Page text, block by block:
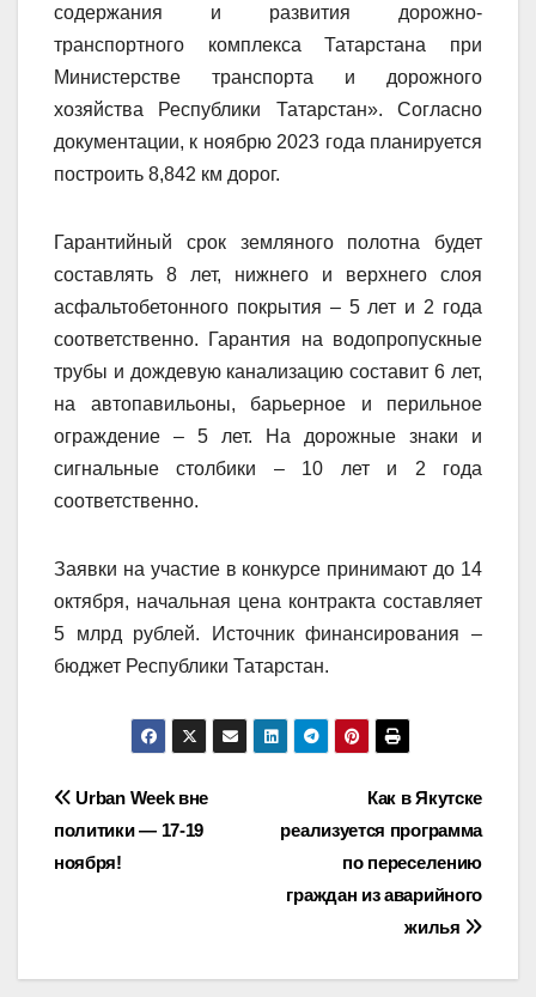
содержания и развития дорожно-
транспортного комплекса Татарстана при
Министерстве транспорта и дорожного
хозяйства Республики Татарстан». Согласно
документации, к ноябрю 2023 года планируется
построить 8,842 км дорог.
Гарантийный срок земляного полотна будет
составлять 8 лет, нижнего и верхнего слоя
асфальтобетонного покрытия – 5 лет и 2 года
соответственно. Гарантия на водопропускные
трубы и дождевую канализацию составит 6 лет,
на автопавильоны, барьерное и перильное
ограждение – 5 лет. На дорожные знаки и
сигнальные столбики – 10 лет и 2 года
соответственно.
Заявки на участие в конкурсе принимают до 14
октября, начальная цена контракта составляет
5 млрд рублей. Источник финансирования –
бюджет Республики Татарстан.
Навигация
по
Как в Якутске
реализуется программа
по переселению
граждан из аварийного
жилья
Urban Week вне
политики — 17-19
ноября!